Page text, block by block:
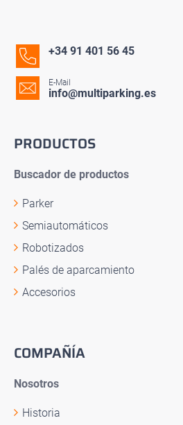
+34 91 401 56 45
E-Mail
info@multiparking.es
PRODUCTOS
Buscador de productos
Parker
Semiautomáticos
Robotizados
Palés de aparcamiento
Accesorios
COMPAÑÍA
Nosotros
Historia